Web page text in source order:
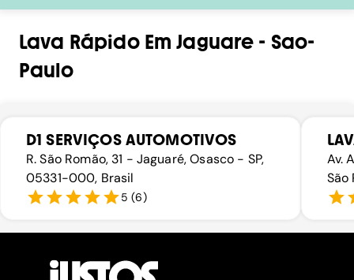
Lava RápidoEmJaguare - Sao-
Paulo
D1 SERVIÇOS AUTOMOTIVOS
R. São Romão, 31 - Jaguaré, Osasco - SP,
05331-000, Brasil
5 (6)
Av.
São